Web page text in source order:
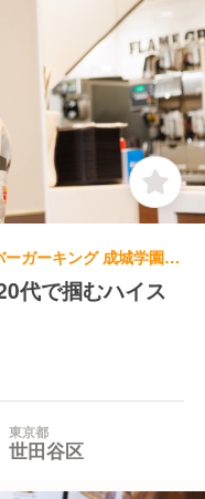
ファストフード | キッチンスタッフ | バーガーキング 成城学園前店
代で掴むハイス
東京都
世田谷区